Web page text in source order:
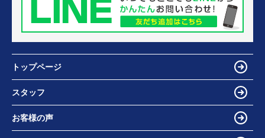
トップページ
スタッフ
お客様の声